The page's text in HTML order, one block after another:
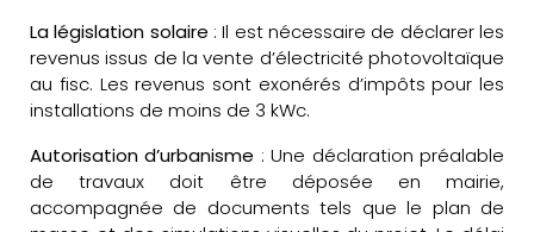
La législation solaire : Il est nécessaire de déclarer les
revenus issus de la vente d’électricité photovoltaïque
au fisc. Les revenus sont exonérés d’impôts pour les
installations de moins de 3 kWc.
Autorisation d’urbanisme : Une déclaration préalable
de travaux doit être déposée en mairie,
accompagnée de documents tels que le plan de